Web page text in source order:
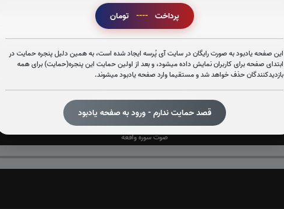
پرداخت ---- تومان
این صفحه یادبود به صورت رایگان در سایت آی پُرسه ایجاد شده است، به همین دلیل پنجره حمایت در
ابتدای صفحه برای کاربران نمایش داده میشود، و بعد از اولین حمایت این پنجره(حمایت) برای همه
بازدیدکنندگان حذف خواهد شد و مستقیما وارد صفحه یادبود میشوند.
قصد حمایت ندارم - ورود به صفحه یادبود
صوت سوره قدر
قرائت سوره واقعه را تقبل میکنم
صوت سوره واقعه